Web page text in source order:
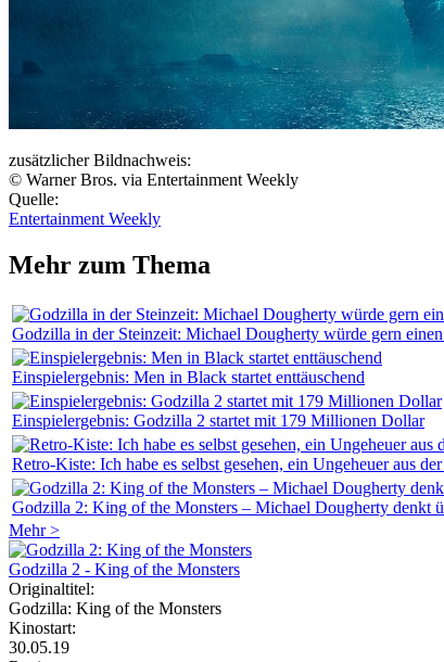
zusätzlicher Bildnachweis:
© Warner Bros. via Entertainment Weekly
Quelle:
Entertainment Weekly
Mehr zum Thema
Godzilla in der Steinzeit: Michael Dougherty würde gern
Einspielergebnis: Men in Black startet enttäuschend
Einspielergebnis: Godzilla 2 startet mit 179 Millionen Dollar
Retro-Kiste: Ich habe es selbst gesehen, ein Ungeheuer aus
Godzilla 2: King of the Monsters – Michael Dougherty denkt
Mehr >
Godzilla 2 - King of the Monsters
Originaltitel:
Godzilla: King of the Monsters
Kinostart:
30.05.19